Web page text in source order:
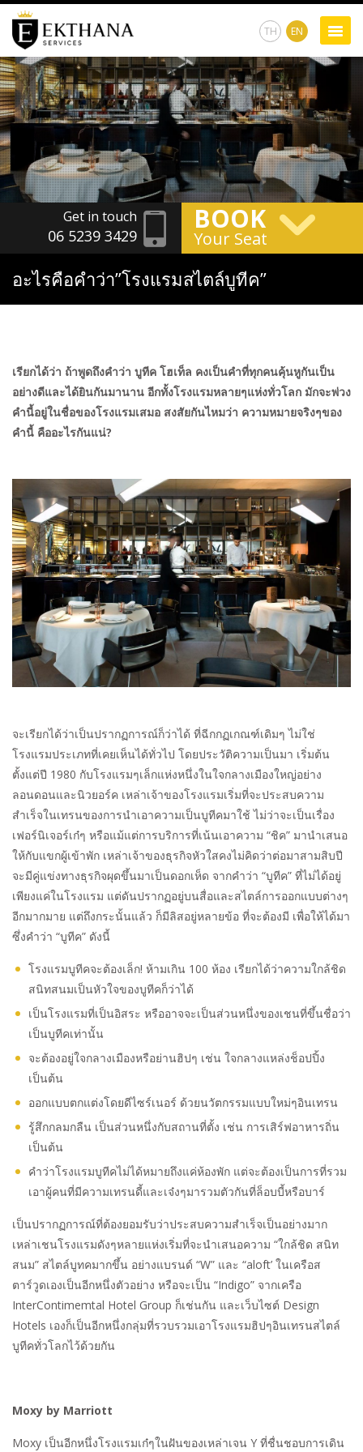
TH EN
Get in touch
06 5239 3429
BOOK
Your Seat
อะไรคือคำว่า”โรงแรมสไตล์บูทีค”
เรียกได้ว่า ถ้าพูดถึงคำว่า บูทีค โฮเท็ล คงเป็นคำที่ทุกคนคุ้นหูกันเป็น
อย่างดีและได้ยินกันมานาน อีกทั้งโรงแรมหลายๆแห่งทั่วโลก มักจะพ่วง
คำนี้อยู่ในชื่อของโรงแรมเสมอ สงสัยกันไหมว่า ความหมายจริงๆของ
คำนี้ คืออะไรกันแน่?
จะเรียกได้ว่าเป็นปรากฏการณ์ก็ว่าได้ ที่ฉีกกฏเกณฑ์เดิมๆ ไม่ใช่
โรงแรมประเภทที่เคยเห็นได้ทั่วไป โดยประวัติความเป็นมา เริ่มต้น
ตั้งแต่ปี 1980 กับโรงแรมๆเล็กแห่งหนึ่งในใจกลางเมืองใหญ่อย่าง
ลอนดอนและนิวยอร์ค เหล่าเจ้าของโรงแรมเริ่มที่จะประสบความ
สำเร็จในเทรนของการนำเอาความเป็นบูทีคมาใช้ ไม่ว่าจะเป็นเรื่อง
เฟอร์นิเจอร์เก๋ๆ หรือแม้แต่การบริการที่เน้นเอาความ “ชิค” มานำเสนอ
ให้กับแขกผู้เข้าพัก เหล่าเจ้าของธุรกิจหัวใสคงไม่คิดว่าต่อมาสามสิบปี
จะมีคู่แข่งทางธุรกิจผุดขึ้นมาเป็นดอกเห็ด จากคำว่า “บูทีค” ที่ไม่ได้อยู่
เพียงแค่ในโรงแรม แต่ดันปรากฏอยู่บนสื่อและสไตล์การออกแบบต่างๆ
อีกมากมาย แต่ถึงกระนั้นแล้ว ก็มีลิสอยู่หลายข้อ ที่จะต้องมี เพื่อให้ได้มา
ซึ่งคำว่า “บูทีค” ดังนี้
โรงแรมบูทีคจะต้องเล็ก! ห้ามเกิน 100 ห้อง เรียกได้ว่าความใกล้ชิด
สนิทสนมเป็นหัวใจของบูทีคก็ว่าได้
เป็นโรงแรมที่เป็นอิสระ หรืออาจจะเป็นส่วนหนึ่งของเชนที่ขึ้นชื่อว่า
เป็นบูทีคเท่านั้น
จะต้องอยู่ใจกลางเมืองหรือย่านฮิปๆ เช่น ใจกลางแหล่งช็อปปิ้ง
เป็นต้น
ออกแบบตกแต่งโดยดีไซร์เนอร์ ด้วยนวัตกรรมแบบใหม่ๆอินเทรน
รู้สึกกลมกลืน เป็นส่วนหนึ่งกับสถานที่ตั้ง เช่น การเสิร์ฟอาหารถิ่น
เป็นต้น
คำว่าโรงแรมบูทีคไม่ได้หมายถึงแค่ห้องพัก แต่จะต้องเป็นการที่รวม
เอาผู้คนที่มีความเทรนดี้และเจ๋งๆมารวมตัวกันที่ล็อบบี้หรือบาร์
เป็นปรากฏการณ์ที่ต้องยอมรับว่าประสบความสำเร็จเป็นอย่างมาก
เหล่าเชนโรงแรมดังๆหลายแห่งเริ่มที่จะนำเสนอความ “ใกล้ชิด สนิท
สนม” สไตล์บูทคมากขึ้น อย่างแบรนด์ “W” และ “aloft’ ในเครือส
ตาร์วูดเองเป็นอีกหนึ่งตัวอย่าง หรือจะเป็น “Indigo” จากเครือ
InterContimemtal Hotel Group ก็เช่นกัน และเว็บไซต์ Design
Hotels เองก็เป็นอีกหนึ่งกลุ่มที่รวบรวมเอาโรงแรมฮิปๆอินเทรนสไตล์
บูทีคทั่วโลกไว้ด้วยกัน
Moxy by Marriott
Moxy เป็นอีกหนึ่งโรงแรมเก๋ๆในฝันของเหล่าเจน Y ที่ชื่นชอบการเดิน